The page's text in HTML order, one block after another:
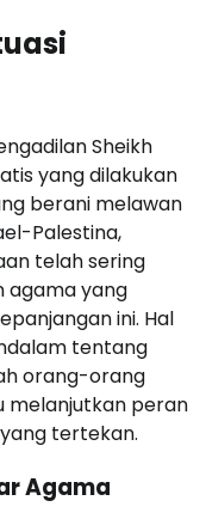
Sheikh
yang dilakukan
berani melawan
Palestina,
telah sering
agama yang
ini. Hal
tentang
orang-orang
melanjutkan peran
tertekan.
Agama